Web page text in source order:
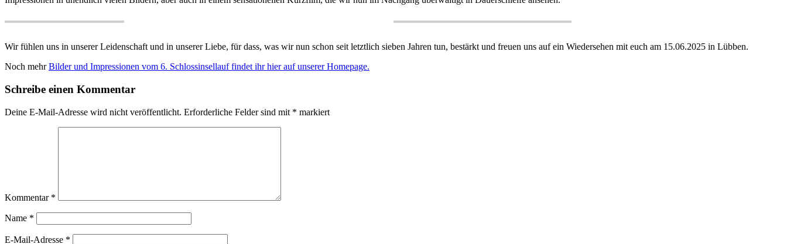
Wir fühlen uns in unserer Leidenschaft und in unserer Liebe, für dass, was wir nun schon seit letztlich sieben Jahren tun, bestärkt und freuen uns auf ein Wiedersehen mit euch am 15.06.2025 in Lübben.
Noch mehrBilder und Impressionen vom 6. Schlossinsellauf findet ihr hier auf unserer Homepage.
Schreibe einen Kommentar
Deine E-Mail-Adresse wird nicht veröffentlicht. Erforderliche Felder sind mit * markiert
Kommentar *
Name *
E-Mail-Adresse *